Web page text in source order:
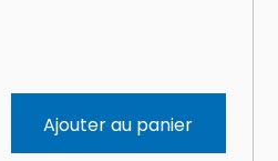
Ajouter au panier